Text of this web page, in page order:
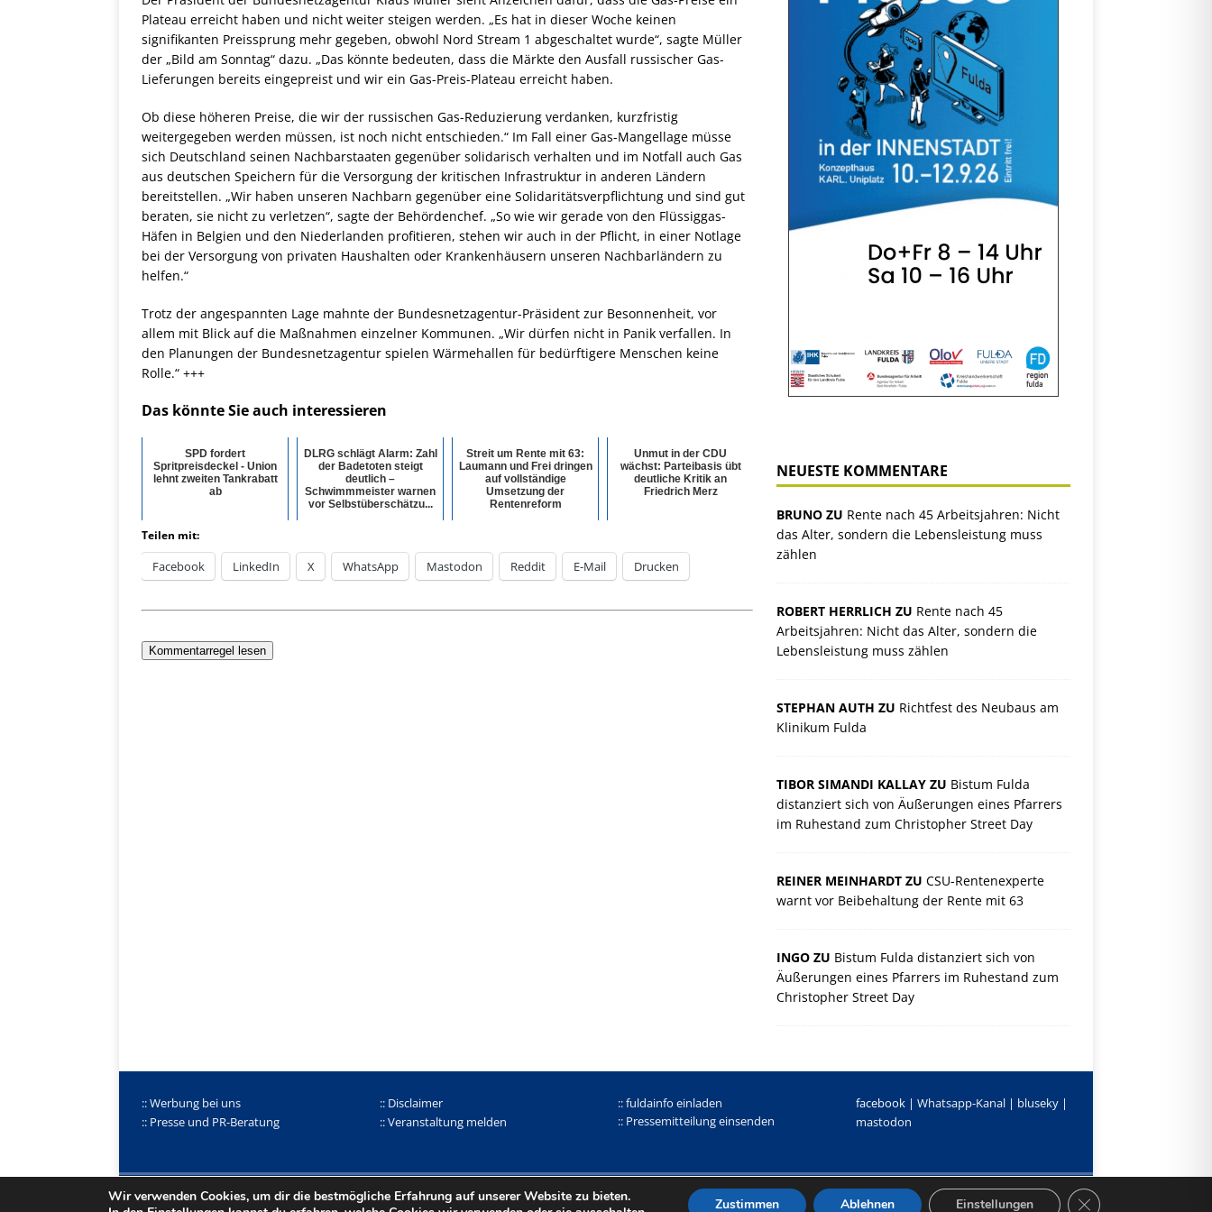
Plateau erreicht haben und nicht weiter steigen werden. „Es hat in dieser Woche keinen
signifikanten Preissprung mehr gegeben, obwohl Nord Stream 1 abgeschaltet wurde“, sagte Müller
der „Bild am Sonntag“ dazu. „Das könnte bedeuten, dass die Märkte den Ausfall russischer Gas-
Lieferungen bereits eingepreist und wir ein Gas-Preis-Plateau erreicht haben.
Ob diese höheren Preise, die wir der russischen Gas-Reduzierung verdanken, kurzfristig
weitergegeben werden müssen, ist noch nicht entschieden.“ Im Fall einer Gas-Mangellage müsse
sich Deutschland seinen Nachbarstaaten gegenüber solidarisch verhalten und im Notfall auch Gas
aus deutschen Speichern für die Versorgung der kritischen Infrastruktur in anderen Ländern
bereitstellen. „Wir haben unseren Nachbarn gegenüber eine Solidaritätsverpflichtung und sind gut
beraten, sie nicht zu verletzen“, sagte der Behördenchef. „So wie wir gerade von den Flüssiggas-
Häfen in Belgien und den Niederlanden profitieren, stehen wir auch in der Pflicht, in einer Notlage
bei der Versorgung von privaten Haushalten oder Krankenhäusern unseren Nachbarländern zu
helfen.“
Trotz der angespannten Lage mahnte der Bundesnetzagentur-Präsident zur Besonnenheit, vor
allem mit Blick auf die Maßnahmen einzelner Kommunen. „Wir dürfen nicht in Panik verfallen. In
den Planungen der Bundesnetzagentur spielen Wärmehallen für bedürftigere Menschen keine
Rolle.“ +++
Das könnte Sie auch interessieren
SPD fordert
Spritpreisdeckel - Union
lehnt zweiten Tankrabatt
ab
DLRG schlägt Alarm: Zahl
der Badetoten steigt
deutlich –
Schwimmmeister warnen
vor Selbstüberschätzu...
Streit um Rente mit 63:
Laumann und Frei dringen
auf vollständige
Umsetzung der
Rentenreform
Unmut in der CDU
wächst: Parteibasis übt
deutliche Kritik an
Friedrich Merz
Teilen mit:
Facebook LinkedIn X WhatsApp Mastodon Reddit E-Mail Drucken
Kommentarregel lesen
NEUESTE KOMMENTARE
BRUNO ZU Rente nach 45 Arbeitsjahren: Nicht
das Alter, sondern die Lebensleistung muss
zählen
ROBERT HERRLICH ZU Rente nach 45
Arbeitsjahren: Nicht das Alter, sondern die
Lebensleistung muss zählen
STEPHAN AUTH ZU Richtfest des Neubaus am
Klinikum Fulda
TIBOR SIMANDI KALLAY ZU Bistum Fulda
distanziert sich von Äußerungen eines Pfarrers
im Ruhestand zum Christopher Street Day
REINER MEINHARDT ZU CSU-Rentenexperte
warnt vor Beibehaltung der Rente mit 63
INGO ZU Bistum Fulda distanziert sich von
Äußerungen eines Pfarrers im Ruhestand zum
Christopher Street Day
:: Werbung bei uns
:: Presse und PR-Beratung
:: Disclaimer
:: Veranstaltung melden
:: fuldainfo einladen
:: Pressemitteilung einsenden
facebook | Whatsapp-Kanal| bluseky|
mastodon
© 1998-2026 norbert hettlerfdi-mediendienst|Datenschutz|Impressum
Wir verwenden Cookies, um dir die bestmögliche Erfahrung auf unserer Website zu bieten.
Zustimmen Ablehnen Einstellungen GDPR Cookie-Banner